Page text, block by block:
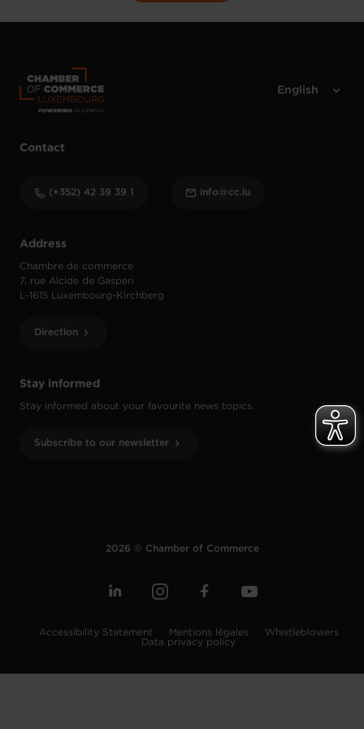
Stay informed
Stay informed about your favourite news topics.
Subscribe to our newsletter
Address
Chambre de commerce
7, rue Alcide de Gasperi
L-1615 Luxembourg-Kirchberg
Direction
Contact
(+352) 42 39 39 1 info@cc.lu
2026 © Chamber of Commerce
Accessibility Statement Mentions légales
Whistleblowers
Data privacy policy